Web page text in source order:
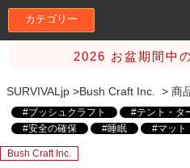
カテゴリー
2026 お盆期間中
SURVIVALjp >Bush Craft Inc. > 商
#ブッシュクラフト
#テント・タ
#安全の確保
#睡眠 #マット
Bush Craft Inc.